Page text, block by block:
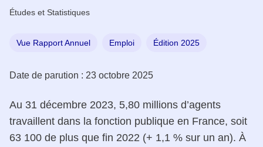
Études et Statistiques
Vue Rapport Annuel Emploi Édition 2025
Date de parution : 23 octobre 2025
Au 31 décembre 2023, 5,80 millions d’agents
travaillent dans la fonction publique en France, soit
63 100 de plus que fin 2022 (+ 1,1 % sur un an). À